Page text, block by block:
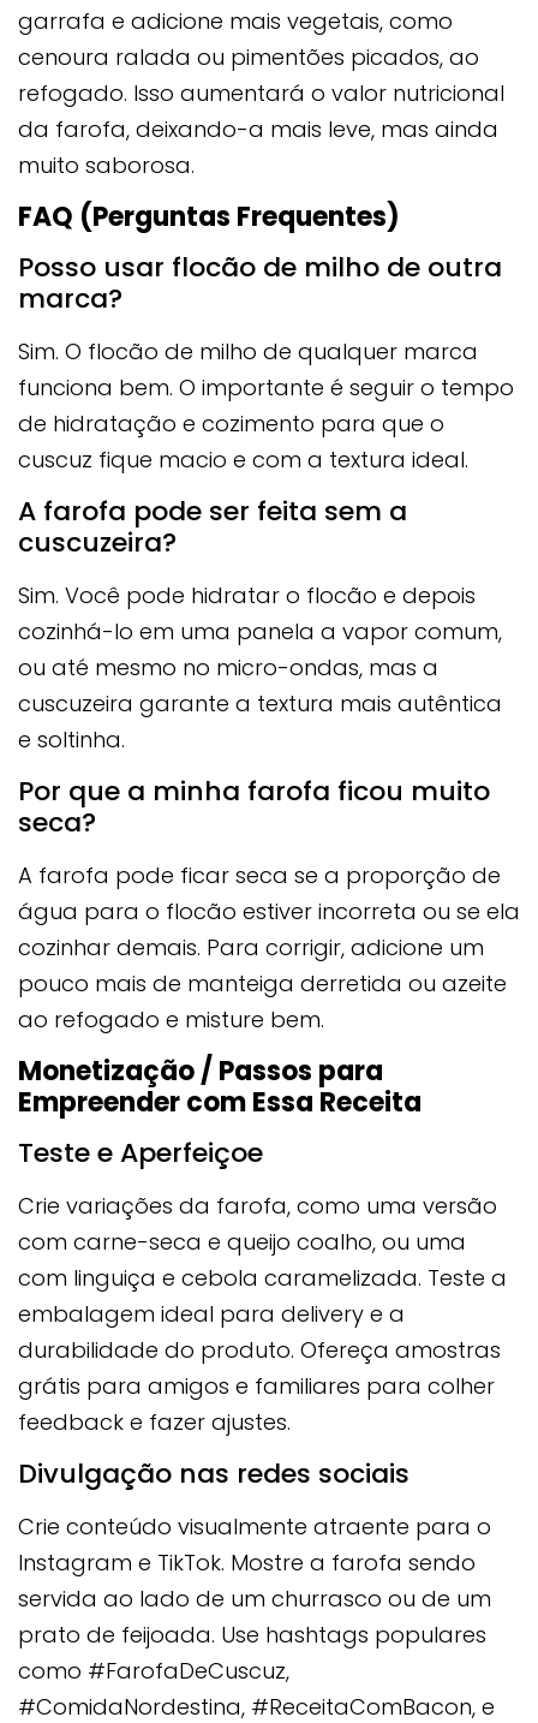
garrafa e adicione mais vegetais, como
cenoura ralada ou pimentões picados, ao
refogado. Isso aumentará o valor nutricional
da farofa, deixando-a mais leve, mas ainda
muito saborosa.
FAQ (Perguntas Frequentes)
Posso usar flocão de milho de outra
marca?
Sim. O flocão de milho de qualquer marca
funciona bem. O importante é seguir o tempo
de hidratação e cozimento para que o
cuscuz fique macio e com a textura ideal.
A farofa pode ser feita sem a
cuscuzeira?
Sim. Você pode hidratar o flocão e depois
cozinhá-lo em uma panela a vapor comum,
ou até mesmo no micro-ondas, mas a
cuscuzeira garante a textura mais autêntica
e soltinha.
Por que a minha farofa ficou muito
seca?
A farofa pode ficar seca se a proporção de
água para o flocão estiver incorreta ou se ela
cozinhar demais. Para corrigir, adicione um
pouco mais de manteiga derretida ou azeite
ao refogado e misture bem.
Monetização / Passos para
Empreender com Essa Receita
Teste e Aperfeiçoe
Crie variações da farofa, como uma versão
com carne-seca e queijo coalho, ou uma
com linguiça e cebola caramelizada. Teste a
embalagem ideal para delivery e a
durabilidade do produto. Ofereça amostras
grátis para amigos e familiares para colher
feedback e fazer ajustes.
Divulgação nas redes sociais
Crie conteúdo visualmente atraente para o
Instagram e TikTok. Mostre a farofa sendo
servida ao lado de um churrasco ou de um
prato de feijoada. Use hashtags populares
como #FarofaDeCuscuz,
#ComidaNordestina, #ReceitaComBacon, e